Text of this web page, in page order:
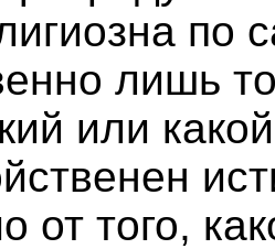
по
лишь
или
от того,